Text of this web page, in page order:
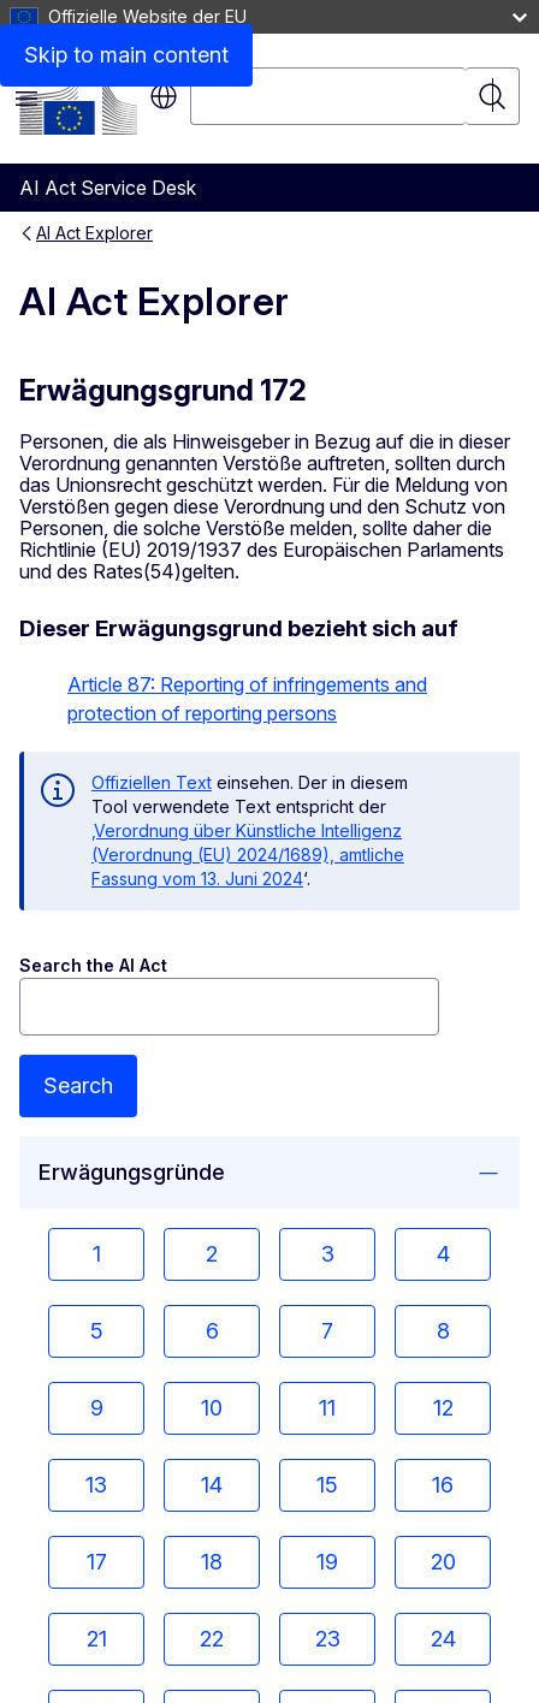
Skip to main content
Offizielle Website der EU
Suche
AI Act Service Desk
Menü
AI Act Explorer
AI Act Explorer
Search the AI Act
Search
Erwägungsgründe
1 2 3 4
5 6 7 8
9 10 11 12
13 14 15 16
17 18 19 20
21 22 23 24
Erwägungsgrund 172
Personen, die als Hinweisgeber in Bezug auf die in dieser
Verordnung genannten Verstöße auftreten, sollten durch
das Unionsrecht geschützt werden. Für die Meldung von
Verstößen gegen diese Verordnung und den Schutz von
Personen, die solche Verstöße melden, sollte daher die
Richtlinie (EU) 2019/1937 des Europäischen Parlaments
und des Rates(54)gelten.
Dieser Erwägungsgrund bezieht sich auf
Article 87: Reporting of infringements and
protection of reporting persons
Offiziellen Text einsehen. Der in diesem
Tool verwendete Text entspricht der
‚Verordnung über Künstliche Intelligenz
(Verordnung (EU) 2024/1689), amtliche
Fassung vom 13. Juni 2024‘.